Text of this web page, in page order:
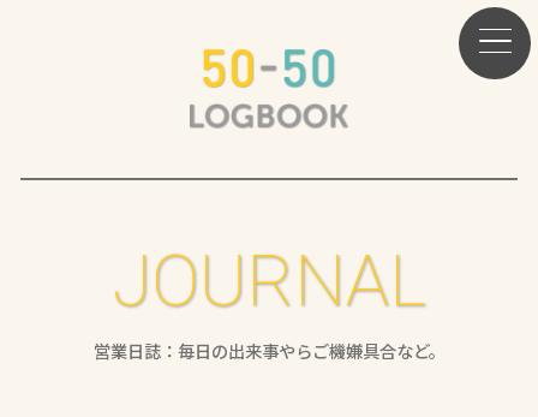
JOURNAL
営業日誌：毎日の出来事やらご機嫌具合など。